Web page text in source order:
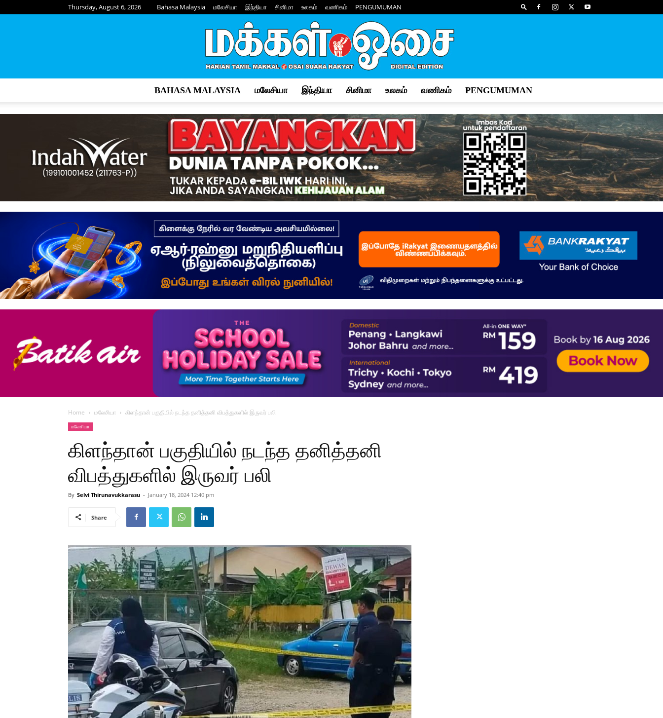
Thursday, August 6, 2026 Bahasa Malaysia மலேசியா இந்தியா சினிமா உலகம் வணிகம் PENGUMUMAN
Osai
–
மக்கள்
BAHASA MALAYSIA மலேசியா இந்தியா சினிமா உலகம் வணிகம் PENGUMUMAN
Home மலேசியா கிளந்தான் பகுதியில் நடந்த தனித்தனி விபத்துகளில் இருவர் பலி
மலேசியா
கிளந்தான் பகுதியில் நடந்த தனித்தனி
விபத்துகளில் இருவர் பலி
By Selvi Thirunavukkarasu - January 18, 2024 12:40 pm
Share